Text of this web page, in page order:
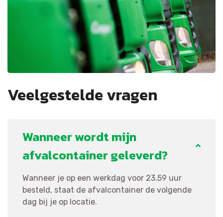
Veelgestelde vragen
Wanneer wordt mijn
afvalcontainer geleverd?
Wanneer je op een werkdag voor 23.59 uur
besteld, staat de afvalcontainer de volgende
dag bij je op locatie.